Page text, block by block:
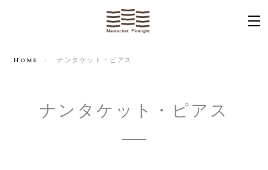
Home ナンタケット・ピアス
ナンタケット・ピアス